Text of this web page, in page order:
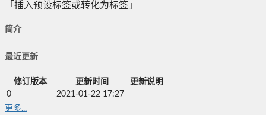
「插入预设标签或转化为标签」
简介
最近更新
修订版本 更新时间
更新说明
0
2021-01-22 17:27
更多...